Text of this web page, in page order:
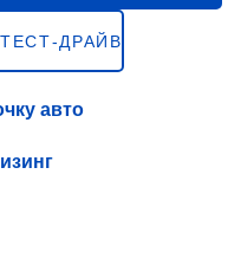
ДРАЙВ
авто